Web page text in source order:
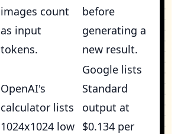
images count
as input
tokens.
before
generating a
new result.
OpenAI's
calculator lists
1024x1024 low
Google lists
Standard
output at
$0.134 per